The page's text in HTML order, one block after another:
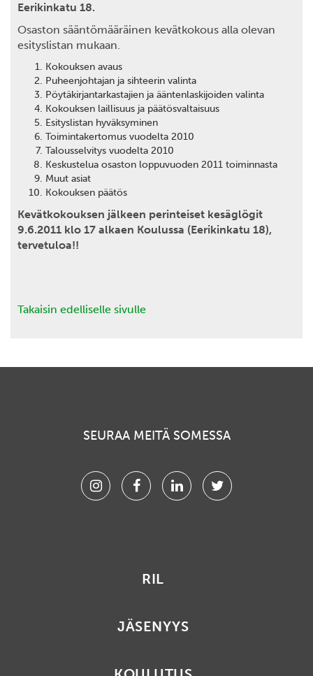
Eerikinkatu 18.
Osaston sääntömääräinen kevätkokous alla olevan
esityslistan mukaan.
Kokouksen avaus
Puheenjohtajan ja sihteerin valinta
Pöytäkirjantarkastajien ja ääntenlaskijoiden valinta
Kokouksen laillisuus ja päätösvaltaisuus
Esityslistan hyväksyminen
Toimintakertomus vuodelta 2010
Talousselvitys vuodelta 2010
Keskustelua osaston loppuvuoden 2011 toiminnasta
Muut asiat
Kokouksen päätös
Kevätkokouksen jälkeen perinteiset kesäglögit
9.6.2011 klo 17 alkaen Koulussa (Eerikinkatu 18),
tervetuloa!!
Takaisin edelliselle sivulle
SEURAA MEITÄ SOMESSA
InstagramFacebookLinkedinTwitter
RIL
JÄSENYYS